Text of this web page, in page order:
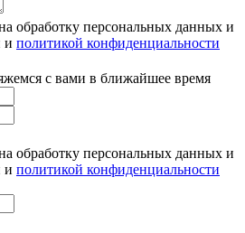
обработку персональных данных и
и политикой конфиденциальности
с вами в ближайшее время
обработку персональных данных и
и политикой конфиденциальности